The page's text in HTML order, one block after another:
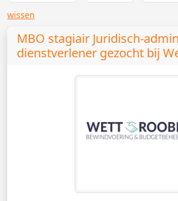
wissen
MBO stagiair Juridisch-
dienstverlener gezocht bij